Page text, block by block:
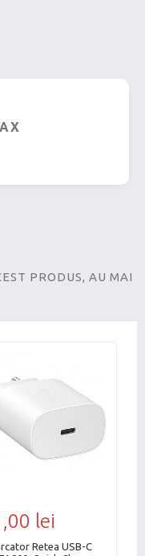
PRODUS, AU MAI
lei
Retea USB-C